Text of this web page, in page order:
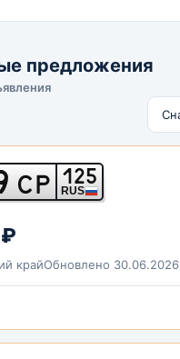
предложения
СР 125
RUS
крайОбновлено 30.06.2026